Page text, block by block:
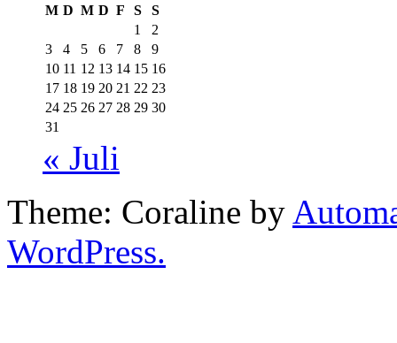
M D M D F S
S
1
2
3
4 5 6 7 8
9
10 11 12 13 14 15 16
17 18 19 20 21 22 23
24 25 26 27 28 29 30
31
« Juli
Theme: Coraline by
WordPress.